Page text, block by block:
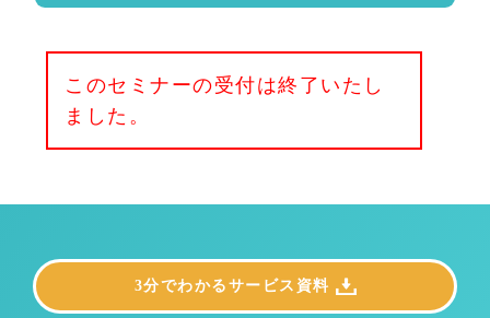
このセミナーの受付は終了いたし
ました。
3分でわかるサービス資料